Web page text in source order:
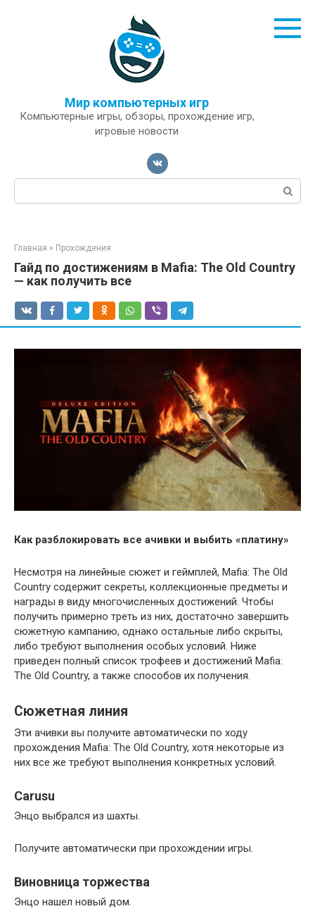
Мир компьютерных игр
Компьютерные игры, обзоры, прохождение игр,
игровые новости
Поиск:
Главная » Прохождения
Гайд по достижениям в Mafia: The Old Country
— как получить все
Как разблокировать все ачивки и выбить «платину»
Несмотря на линейные сюжет и геймплей, Mafia: The Old
Country содержит секреты, коллекционные предметы и
награды в виду многочисленных достижений. Чтобы
получить примерно треть из них, достаточно завершить
сюжетную кампанию, однако остальные либо скрыты,
либо требуют выполнения особых условий. Ниже
приведен полный список трофеев и достижений Mafia:
The Old Country, а также способов их получения.
Сюжетная линия
Эти ачивки вы получите автоматически по ходу
прохождения Mafia: The Old Country, хотя некоторые из
них все же требуют выполнения конкретных условий.
Carusu
Энцо выбрался из шахты.
Получите автоматически при прохождении игры.
Виновница торжества
Энцо нашел новый дом.